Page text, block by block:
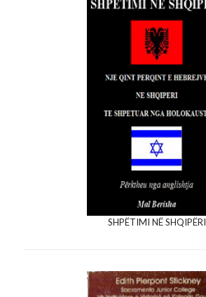
SHPËTIMI NË SHQIPËRI